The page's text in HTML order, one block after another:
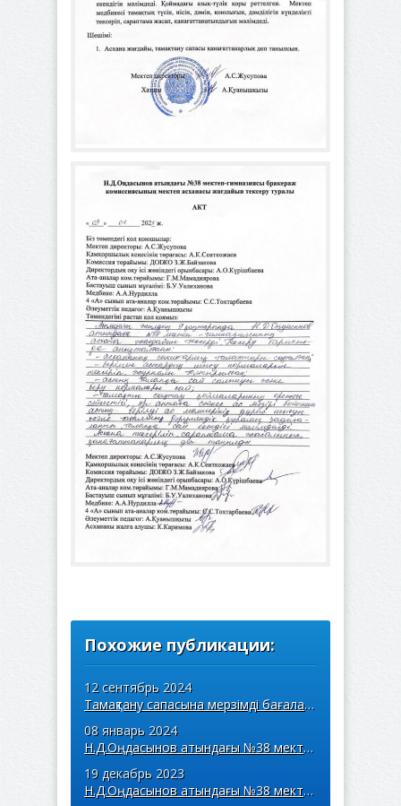
Похожие публикации:
12 сентябрь 2024
Тамақтану сапасына мерзімді бағалау жүргізудегі бракераж комиссиясы отырысының хаттамасы мен асхананы тексеру актісі
08 январь 2024
Н.Д.Оңдасынов атындағы №38 мектеп-гимназиясының тамақтану сапасына мерзімді бағалау жүргізілді.
19 декабрь 2023
Н.Д.Оңдасынов атындағы №38 мектеп-гимназиясының тамақтану сапасына мерзімді бағалау жүргізілді.